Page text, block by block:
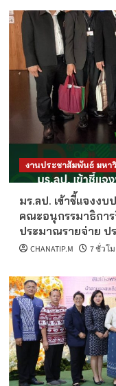
งานประชาสัมพันธ์ มหา
มร.ลป. เข้าชี้แจงง
คณะอนุกรรมาธิกา
ประมาณรายจ่าย
CHANATIP.M 7 ชั่วโม